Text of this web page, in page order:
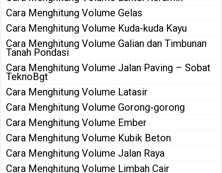
Cara Menghitung Volume Gelas
Cara Menghitung Volume Kuda-kuda Kayu
Cara Menghitung Volume Galian dan Timbunan
Tanah Pondasi
Cara Menghitung Volume Jalan Paving – Sobat
TeknoBgt
Cara Menghitung Volume Latasir
Cara Menghitung Volume Gorong-gorong
Cara Menghitung Volume Ember
Cara Menghitung Volume Kubik Beton
Cara Menghitung Volume Jalan Raya
Cara Menghitung Volume Limbah Cair